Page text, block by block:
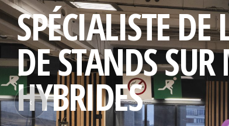
SPÉCIALISTE DE
DE STANDS
HYBRIDES
‹